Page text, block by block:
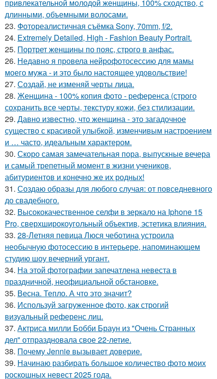
привлекательной молодой женщины, 100% сходство, с
длинными, объемными волосами.
23. Фотореалистичная съёмка Sony, 70mm, f/2.
24. Extremely Detailed, High - Fashion Beauty Portrait.
25. Портрет женщины по пояс, строго в анфас.
26. Недавно я провела нейрофотосессию для мамы
моего мужа - и это было настоящее удовольствие!
27. Создай, не изменяй черты лица.
28. Женщина - 100% копия фото - референса (строго
сохранить все черты, текстуру кожи, без стилизации.
29. Давно известно, что женщина - это загадочное
существо с красивой улыбкой, изменчивым настроением
и … часто, идеальным характером.
30. Скоро самая замечательная пора, выпускные вечера
и самый трепетный момент в жизни учеников,
абитуриентов и конечно же их родных!
31. Создаю образы для любого случая: от повседневного
до свадебного.
32. Высококачественное селфи в зеркало на Iphone 15
Pro, сверхширокоугольный объектив, эстетика влияния.
33. 28-Летняя певица Люся чеботина устроила
необычную фотосессию в интерьере, напоминающем
студию шоу вечерний ургант.
34. На этой фотографии запечатлена невеста в
праздничной, неофициальной обстановке.
35. Весна. Тепло. А что это значит?
36. Используй загруженное фото, как строгий
визуальный референс лиц.
37. Актриса милли Бобби Браун из "Очень Странных
дел" отпраздновала свое 22-летие.
38. Почему Jennie вызывает доверие.
39. Начинаю разбирать большое количество фото моих
роскошных невест 2025 года.